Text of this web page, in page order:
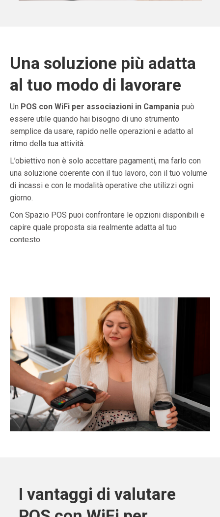
Una soluzione più adatta
al tuo modo di lavorare
Un POS con WiFi per associazioni in Campania può
essere utile quando hai bisogno di uno strumento
semplice da usare, rapido nelle operazioni e adatto al
ritmo della tua attività.
L’obiettivo non è solo accettare pagamenti, ma farlo con
una soluzione coerente con il tuo lavoro, con il tuo volume
di incassi e con le modalità operative che utilizzi ogni
giorno.
Con Spazio POS puoi confrontare le opzioni disponibili e
capire quale proposta sia realmente adatta al tuo
contesto.
I vantaggi di valutare